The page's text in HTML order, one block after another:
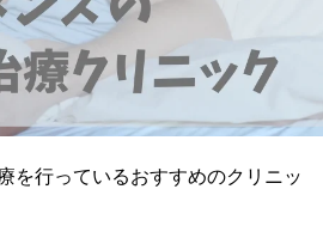
を行っているおすすめのクリニッ